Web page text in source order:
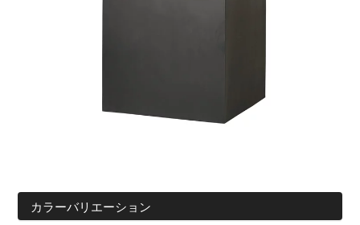
カラーバリエーション